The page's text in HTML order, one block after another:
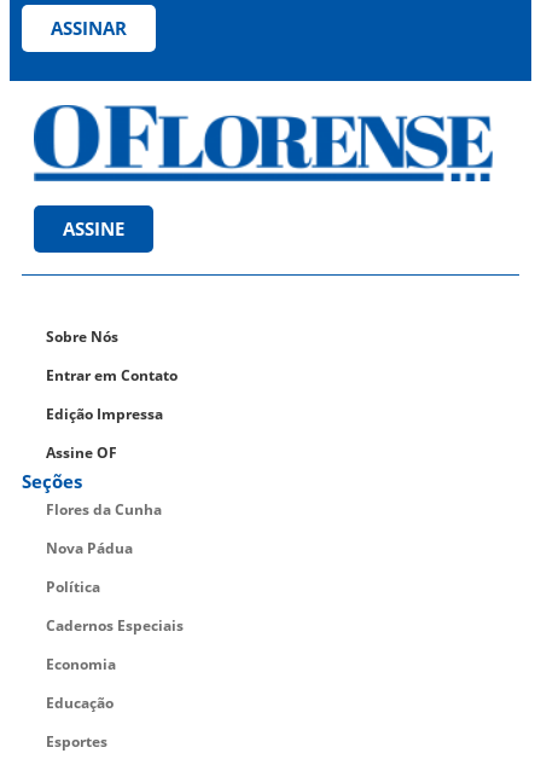
ASSINAR
ASSINE
Sobre Nós
Entrar em Contato
Edição Impressa
Assine OF
Seções
Flores da Cunha
Nova Pádua
Política
Cadernos Especiais
Economia
Educação
Esportes